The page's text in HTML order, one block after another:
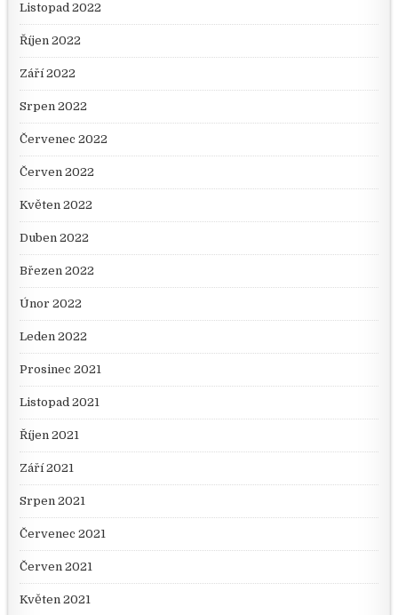
Listopad 2022
Říjen 2022
Září 2022
Srpen 2022
Červenec 2022
Červen 2022
Květen 2022
Duben 2022
Březen 2022
Únor 2022
Leden 2022
Prosinec 2021
Listopad 2021
Říjen 2021
Září 2021
Srpen 2021
Červenec 2021
Červen 2021
Květen 2021